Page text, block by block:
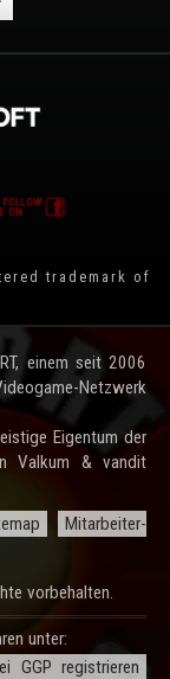
trademark of
einem seit 2006
Netzwerk
Eigentum der
Valkum & vandit
Mitarbeiter-
vorbehalten.
unter:
GGP registrieren